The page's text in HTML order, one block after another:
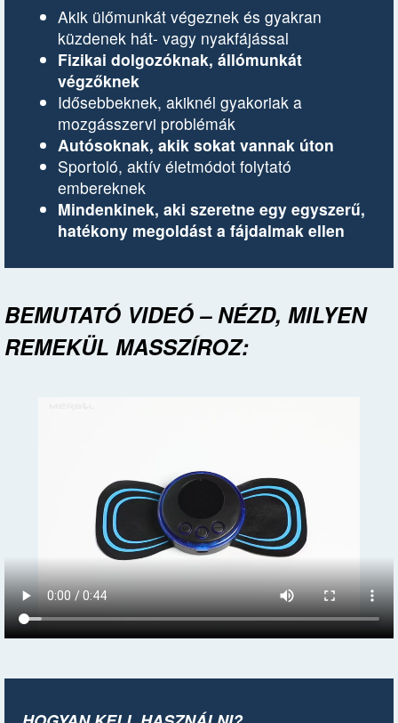
Akik ülőmunkát végeznek és gyakran
küzdenek hát- vagy nyakfájással
Fizikai dolgozóknak, állómunkát
végzőknek
Idősebbeknek, akiknél gyakoriak a
mozgásszervi problémák
Autósoknak, akik sokat vannak úton
Sportoló, aktív életmódot folytató
embereknek
Mindenkinek, aki szeretne egy egyszerű,
hatékony megoldást a fájdalmak ellen
BEMUTATÓ VIDEÓ – NÉZD, MILYEN
REMEKÜL MASSZÍROZ: